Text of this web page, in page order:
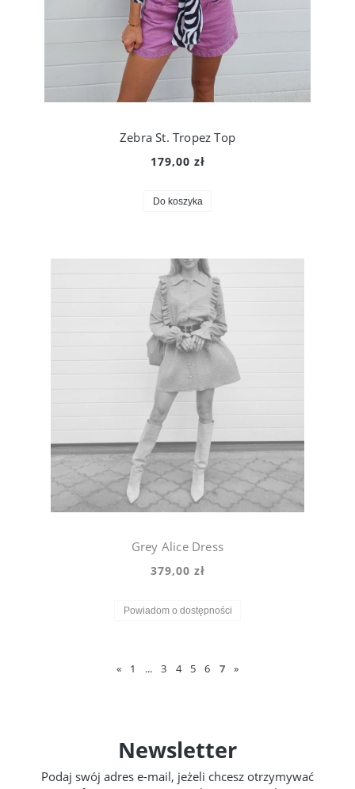
Zebra St. Tropez Top
179,00 zł
Do koszyka
Grey Alice Dress
379,00 zł
Powiadom o dostępności
« 1 ... 3 4 5 6 7 »
Newsletter
Podaj swój adres e-mail, jeżeli chcesz otrzymywać